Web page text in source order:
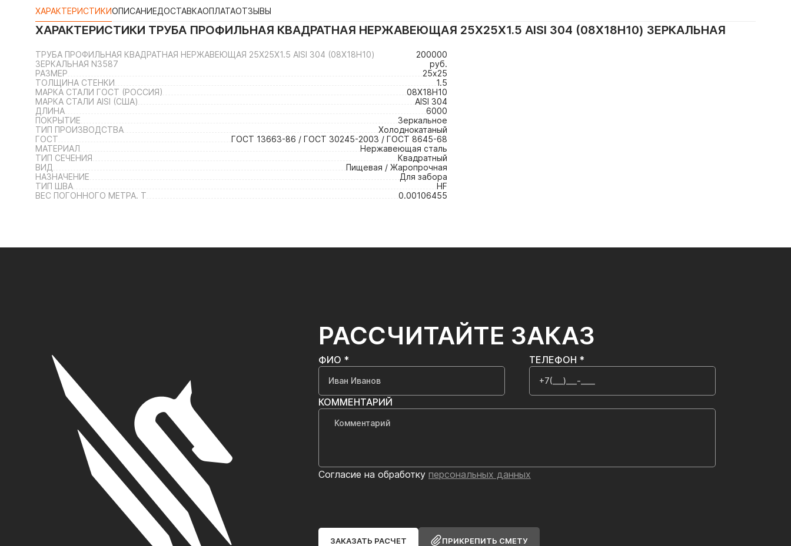
ХАРАКТЕРИСТИКИОПИСАНИЕДОСТАВКАОПЛАТАОТЗЫВЫ
ХАРАКТЕРИСТИКИ ТРУБА ПРОФИЛЬНАЯ КВАДРАТНАЯ НЕРЖАВЕЮЩАЯ 25Х25Х1.5 AISI 304 (08Х18Н10) ЗЕРКАЛЬНАЯ
ТРУБА ПРОФИЛЬНАЯ КВАДРАТНАЯ НЕРЖАВЕЮЩАЯ 25Х25Х1.5 AISI 304 (08Х18Н10)
ЗЕРКАЛЬНАЯ N3587
200000
руб.
РАЗМЕР
25х25
ТОЛЩИНА СТЕНКИ
1.5
МАРКА СТАЛИ ГОСТ (РОССИЯ)
08Х18Н10
МАРКА СТАЛИ AISI (США)
AISI 304
ДЛИНА
6000
ПОКРЫТИЕ
Зеркальное
ТИП ПРОИЗВОДСТВА
Холоднокатаный
ГОСТ
ГОСТ 13663-86 / ГОСТ 30245-2003 / ГОСТ 8645-68
МАТЕРИАЛ
Нержавеющая сталь
ТИП СЕЧЕНИЯ
Квадратный
ВИД
Пищевая / Жаропрочная
НАЗНАЧЕНИЕ
Для забора
ТИП ШВА
HF
ВЕС ПОГОННОГО МЕТРА. Т
0.00106455
РАССЧИТАЙТЕ ЗАКАЗ
ФИО * ТЕЛЕФОН *
КОММЕНТАРИЙ
Согласие на обработку персональных данных
ЗАКАЗАТЬ РАСЧЕТ ПРИКРЕПИТЬ СМЕТУ